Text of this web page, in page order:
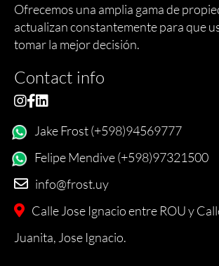
Ofrecemos una amplia gama de
actualizan constantemente para que
tomar la mejor decisión.
Contact info
Jake Frost (+598)94569777
Felipe Mendive (+598)97321500
info@frost.uy
Calle Jose Ignacio entre ROU y
Juanita, Jose Ignacio.